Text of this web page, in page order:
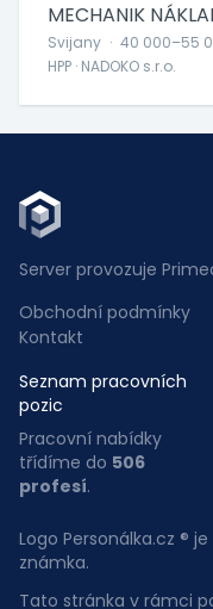
MECHANIK
Svijany · 40 000–55
HPP · NADOKO s.r.o.
Server provozuje
Obchodní podmínky
Kontakt
Seznam pracovních
pozic
Pracovní nabídky
třídíme do 506
profesí.
Logo Personálka.cz ®
známka.
Tato stránka v rámci